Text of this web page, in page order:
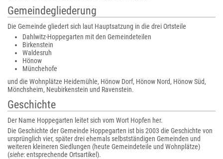
Gemeindegliederung
Die Gemeinde gliedert sich laut Hauptsatzung in die drei Ortsteile
Dahlwitz-Hoppegarten mit den Gemeindeteilen
Birkenstein
Waldesruh
Hönow
Münchehofe
und die Wohnplätze Heidemühle, Hönow Dorf, Hönow Nord, Hönow Süd,
Mönchsheim, Neubirkenstein und Ravenstein.
Geschichte
Der Name Hoppegarten leitet sich vom Wort Hopfen her.
Die Geschichte der Gemeinde Hoppegarten ist bis 2003 die Geschichte von
ursprünglich vier, später drei ehemals selbstständigen Gemeinden und
weiteren kleineren Siedlungen (heute Gemeindeteile und Wohnplätze)
(siehe: entsprechende Ortsartikel).